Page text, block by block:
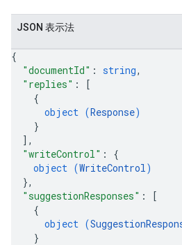
JSON 表示法
{
"documentId" : string,
"replies" :
[
{
object (Response)
}
] ,
"writeControl" : {
object (WriteControl)
},
"suggestionResponses" :
[
{
object (
}